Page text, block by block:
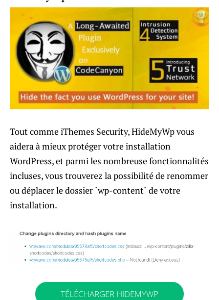
Tout comme iThemes Security, HideMyWp vous
aidera à mieux protéger votre installation
WordPress, et parmi les nombreuse fonctionnalités
incluses, vous trouverez la possibilité de renommer
ou déplacer le dossier `wp-content` de votre
installation.
TÉLÉCHARGER HIDEMYWP